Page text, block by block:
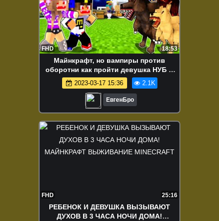
FHD 18:53
Майнкрафт, но вампиры против
оборотни как пройти девушка НУБ И
ПРО ВИДЕО MINECRAFT
2023-03-17 15:36 2.1K
ЕвгенБро
FHD 25:16
РЕБЕНОК И ДЕВУШКА ВЫЗЫВАЮТ
ДУХОВ В 3 ЧАСА НОЧИ ДОМА!